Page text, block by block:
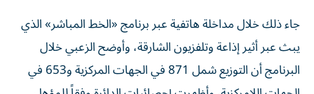
جاء ذلك خلال مداخلة هاتفية عبر برنامج «الخط المباشر» الذي
يبث عبر أثير إذاعة وتلفزيون الشارقة، وأوضح الزعبي خلال
البرنامج أن التوزيع شمل 871 في الجهات المركزية و653 في